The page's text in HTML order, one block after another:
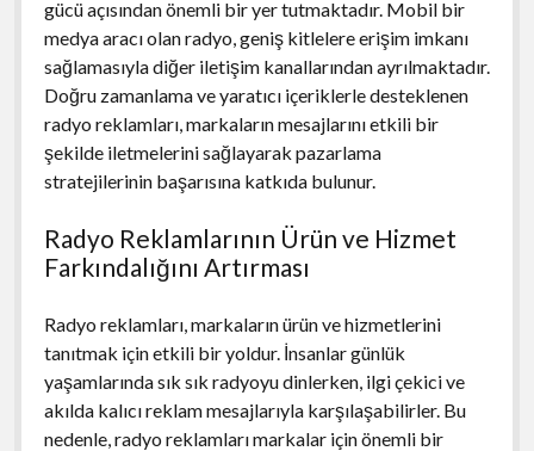
gücü açısından önemli bir yer tutmaktadır. Mobil bir
medya aracı olan radyo, geniş kitlelere erişim imkanı
sağlamasıyla diğer iletişim kanallarından ayrılmaktadır.
Doğru zamanlama ve yaratıcı içeriklerle desteklenen
radyo reklamları, markaların mesajlarını etkili bir
şekilde iletmelerini sağlayarak pazarlama
stratejilerinin başarısına katkıda bulunur.
Radyo Reklamlarının Ürün ve Hizmet
Farkındalığını Artırması
Radyo reklamları, markaların ürün ve hizmetlerini
tanıtmak için etkili bir yoldur. İnsanlar günlük
yaşamlarında sık sık radyoyu dinlerken, ilgi çekici ve
akılda kalıcı reklam mesajlarıyla karşılaşabilirler. Bu
nedenle, radyo reklamları markalar için önemli bir